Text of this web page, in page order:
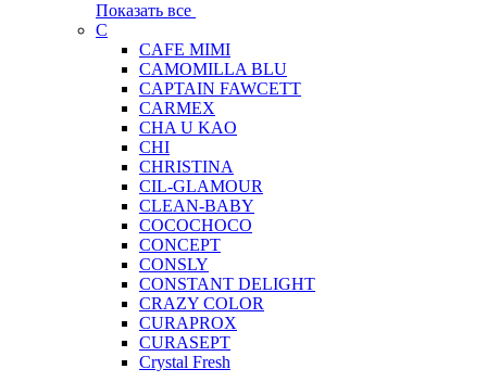
Показать все
C
CAFE MIMI
CAMOMILLA BLU
CAPTAIN FAWCETT
CARMEX
CHA U KAO
CHI
CHRISTINA
CIL-GLAMOUR
CLEAN-BABY
COCOCHOCO
CONCEPT
CONSLY
CONSTANT DELIGHT
CRAZY COLOR
CURAPROX
CURASEPT
Crystal Fresh